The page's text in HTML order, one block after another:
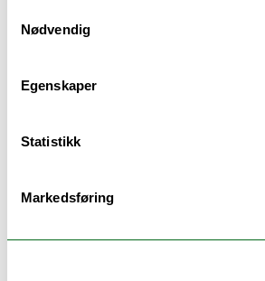
Nødvendig
Egenskaper
Statistikk
Markedsføring
trygghet i gruppa, slik at alle
hvilket nivå engelsken var på,
studentene, som har gitt
det har vært ei fantastisk